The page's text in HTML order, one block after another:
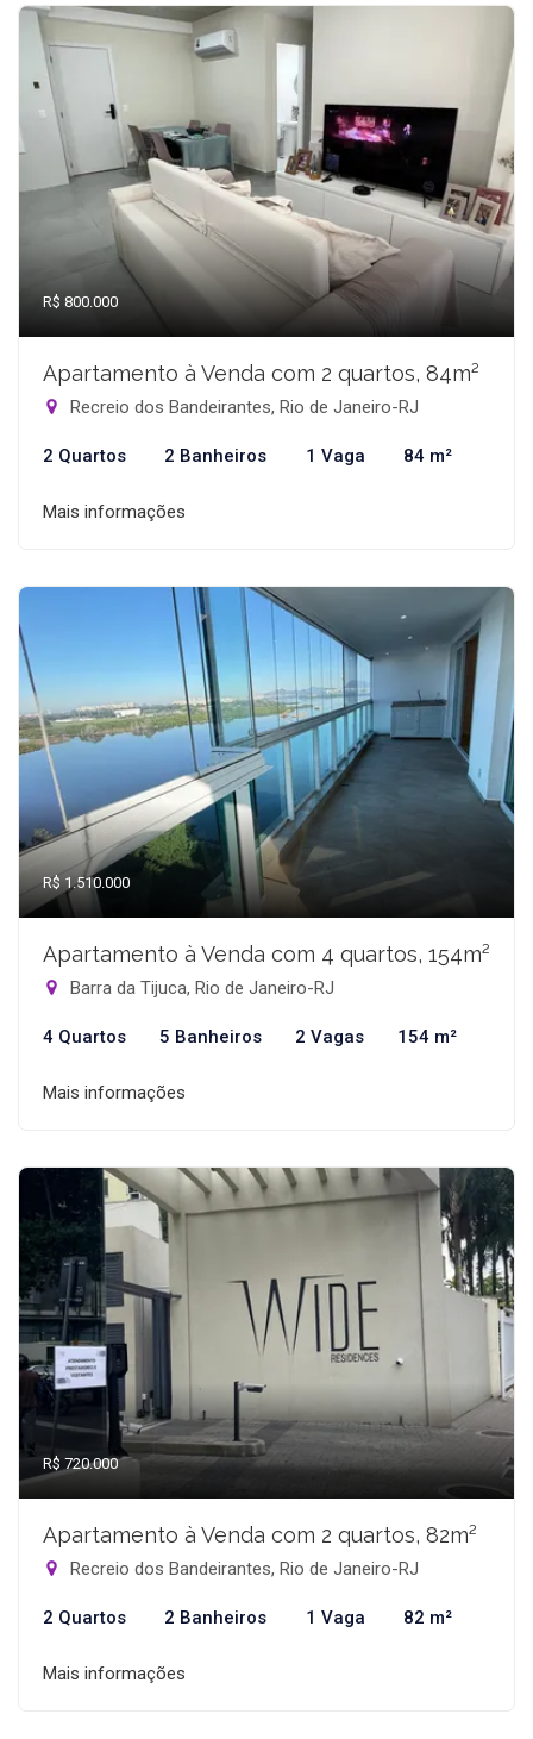
R$ 800.000
Apartamento à Venda com 2 quartos, 84m²
Recreio dos Bandeirantes, Rio de Janeiro-RJ
2 Quartos 2 Banheiros 1 Vaga 84 m²
Mais informações
R$ 1.510.000
Apartamento à Venda com 4 quartos, 154m²
Barra da Tijuca, Rio de Janeiro-RJ
4 Quartos 5 Banheiros 2 Vagas 154 m²
Mais informações
R$ 720.000
Apartamento à Venda com 2 quartos, 82m²
Recreio dos Bandeirantes, Rio de Janeiro-RJ
2 Quartos 2 Banheiros 1 Vaga 82 m²
Mais informações